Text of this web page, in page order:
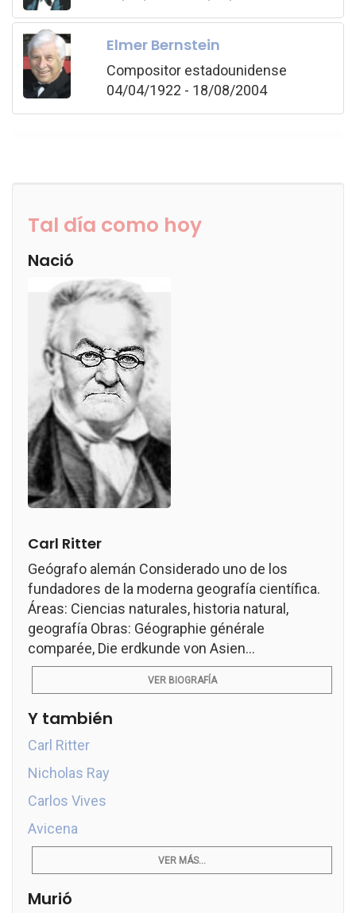
Elmer Bernstein
Compositor estadounidense
04/04/1922 - 18/08/2004
Tal día como hoy
Nació
Carl Ritter
Geógrafo alemán Considerado uno de los
fundadores de la moderna geografía científica.
Áreas: Ciencias naturales, historia natural,
geografía Obras: Géographie générale
comparée, Die erdkunde von Asien...
VER BIOGRAFÍA
Y también
Carl Ritter
Nicholas Ray
Carlos Vives
Avicena
VER MÁS...
Murió